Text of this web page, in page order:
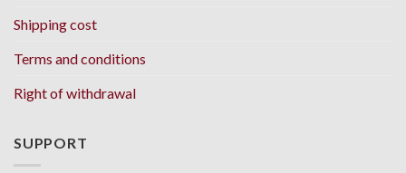
Shipping cost
Terms and conditions
Right of withdrawal
SUPPORT